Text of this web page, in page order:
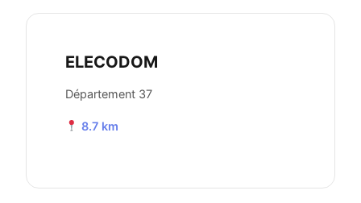
ELECODOM
Département 37
8.7 km